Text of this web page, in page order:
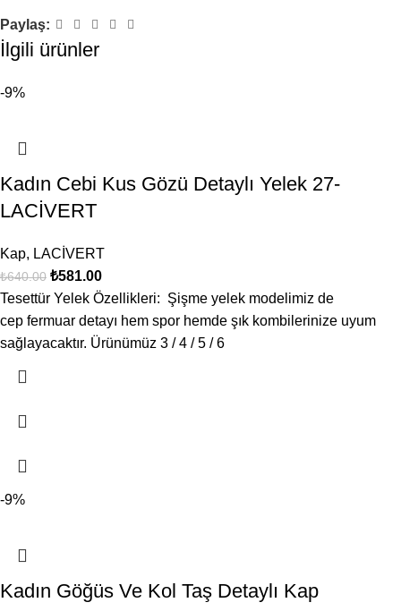
Paylaş:
İlgili ürünler
-9%
Kadın Cebi Kus Gözü Detaylı Yelek 27-
LACİVERT
Kap, LACİVERT
₺640.00 ₺581.00
Tesettür Yelek Özellikleri: Şişme yelek modelimiz de
cep fermuar detayı hem spor hemde şık kombilerinize uyum
sağlayacaktır. Ürünümüz 3 / 4 / 5 / 6
-9%
Kadın Göğüs Ve Kol Taş Detaylı Kap